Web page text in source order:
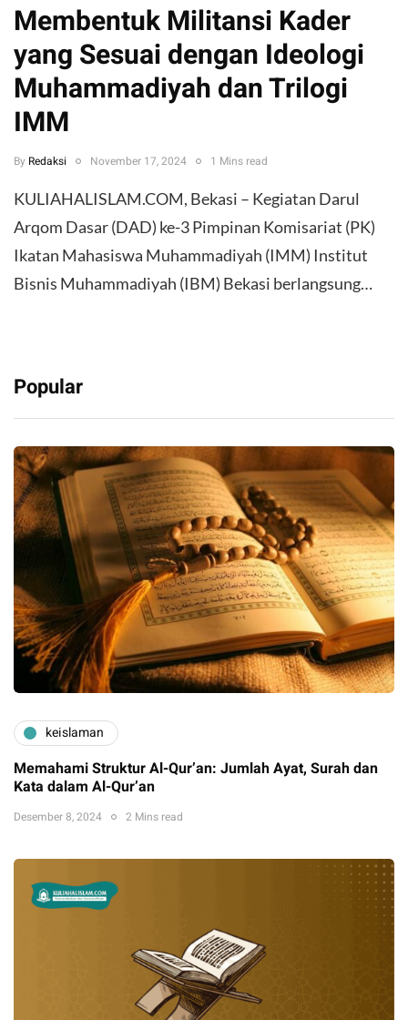
Membentuk Militansi Kader
yang Sesuai dengan Ideologi
Muhammadiyah dan Trilogi
IMM
By Redaksi November 17, 2024 1 Mins read
KULIAHALISLAM.COM, Bekasi – Kegiatan Darul
Arqom Dasar (DAD) ke-3 Pimpinan Komisariat (PK)
Ikatan Mahasiswa Muhammadiyah (IMM) Institut
Bisnis Muhammadiyah (IBM) Bekasi berlangsung…
Popular
keislaman
Memahami Struktur Al-Qur’an: Jumlah Ayat, Surah dan
Kata dalam Al-Qur’an
Desember 8, 2024 2 Mins read